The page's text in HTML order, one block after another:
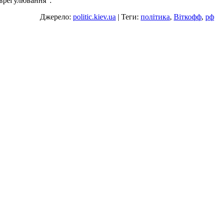
Джерело: politic.kiev.ua | Теги: політика, Віткофф, рф